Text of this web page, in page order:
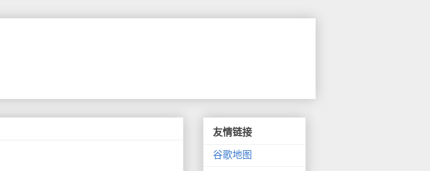
友情链接
谷歌地图